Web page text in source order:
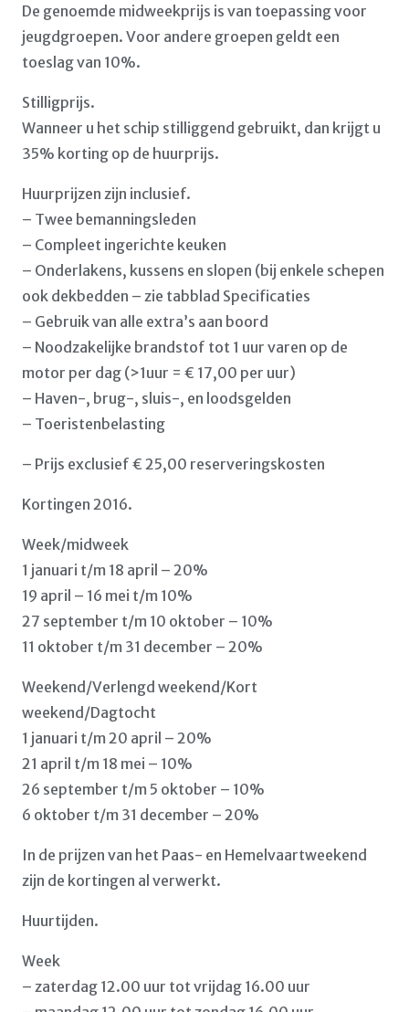
De genoemde midweekprijs is van toepassing voor
jeugdgroepen. Voor andere groepen geldt een
toeslag van 10%.
Stilligprijs.
Wanneer u het schip stilliggend gebruikt, dan krijgt u
35% korting op de huurprijs.
Huurprijzen zijn inclusief.
– Twee bemanningsleden
– Compleet ingerichte keuken
– Onderlakens, kussens en slopen (bij enkele schepen
ook dekbedden – zie tabblad Specificaties
– Gebruik van alle extra’s aan boord
– Noodzakelijke brandstof tot 1 uur varen op de
motor per dag (>1uur = € 17,00 per uur)
– Haven-, brug-, sluis-, en loodsgelden
– Toeristenbelasting
– Prijs exclusief € 25,00 reserveringskosten
Kortingen 2016.
Week/midweek
1 januari t/m 18 april – 20%
19 april – 16 mei t/m 10%
27 september t/m 10 oktober – 10%
11 oktober t/m 31 december – 20%
Weekend/Verlengd weekend/Kort
weekend/Dagtocht
1 januari t/m 20 april – 20%
21 april t/m 18 mei – 10%
26 september t/m 5 oktober – 10%
6 oktober t/m 31 december – 20%
In de prijzen van het Paas- en Hemelvaartweekend
zijn de kortingen al verwerkt.
Huurtijden.
Week
– zaterdag 12.00 uur tot vrijdag 16.00 uur